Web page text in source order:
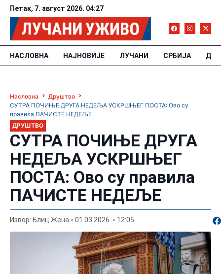
Петак, 7. август 2026. 04:27
НАСЛОВНА НАЈНОВИЈЕ ЛУЧАНИ СРБИЈА
Насловна
Друштво
СУТРА ПОЧИЊЕ ДРУГА НЕДЕЉА УСКРШЊЕГ ПОСТА: Ово су
правила ПАЧИСТЕ НЕДЕЉЕ
ДРУШТВО
СУТРА ПОЧИЊЕ ДРУГА
НЕДЕЉА УСКРШЊЕГ
ПОСТА: Ово су правила
ПАЧИСТЕ НЕДЕЉЕ
Извор: Блиц Жена 01.03.2026. 12:05